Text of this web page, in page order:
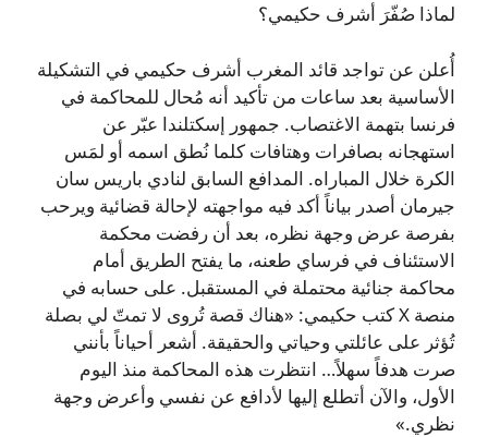
لماذا صُفّرَ أشرف حكيمي؟
أُعلن عن تواجد قائد المغرب أشرف حكيمي في التشكيلة
الأساسية بعد ساعات من تأكيد أنه مُحال للمحاكمة في
فرنسا بتهمة الاغتصاب. جمهور إسكتلندا عبّر عن
استهجانه بصافرات وهتافات كلما نُطق اسمه أو لمَس
الكرة خلال المباراه. المدافع السابق لنادي باريس سان
جيرمان أصدر بياناً أكد فيه مواجهته لإحالة قضائية ويرحب
بفرصة عرض وجهة نظره، بعد أن رفضت محكمة
الاستئناف في فرساي طعنه، ما يفتح الطريق أمام
محاكمة جنائية محتملة في المستقبل. على حسابه في
منصة X كتب حكيمي: «هناك قصة تُروى لا تمتّ لي بصلة
تُؤثر على عائلتي وحياتي والحقيقة. أشعر أحياناً بأنني
صرت هدفاً سهلاً… انتظرت هذه المحاكمة منذ اليوم
الأول، والآن أتطلع إليها لأدافع عن نفسي وأعرض وجهة
نظري.»